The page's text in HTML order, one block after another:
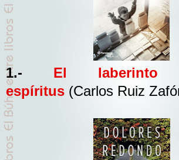
1.- El
espíritus (Carlos Ruiz